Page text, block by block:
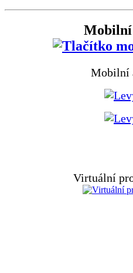
Mobilní
Mobilní
Virtuální